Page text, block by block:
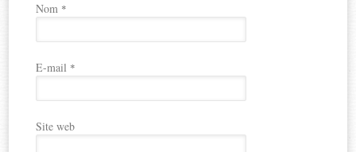
Nom *
E-mail *
Site web